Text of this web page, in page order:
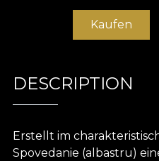
Kaufen
DESCRIPTION
Erstellt im
Spovedanie (albastru)